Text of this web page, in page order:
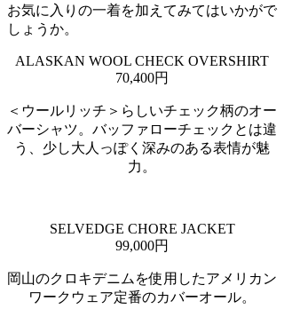
お気に入りの一着を加えてみてはいかがで
しょうか。
ALASKAN WOOL CHECK OVERSHIRT
70,400円
＜ウールリッチ＞らしいチェック柄のオー
バーシャツ。バッファローチェックとは違
う、少し大人っぽく深みのある表情が魅
力。
SELVEDGE CHORE JACKET
99,000円
岡山のクロキデニムを使用したアメリカン
ワークウェア定番のカバーオール。